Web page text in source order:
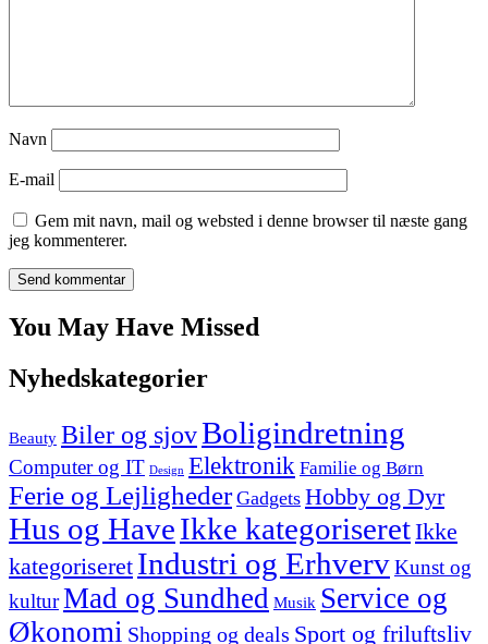
Navn
E-mail
Gem mit navn, mail og websted i denne browser til næste gang
jeg kommenterer.
You May Have Missed
Nyhedskategorier
Beauty Biler og sjovBoligindretning
Computer og IT Design Elektronik Familie og Børn
Ferie og Lejligheder Gadgets Hobby og Dyr
Hus og HaveIkke kategoriseretIkke
kategoriseret Industri og ErhvervKunst og
kulturMad og Sundhed Musik Service og
Økonomi Shopping og deals Sport og friluftsliv